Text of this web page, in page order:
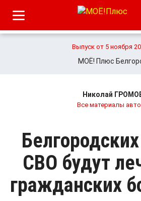
Выпуск от 5 ноября
МОЁ! Плюс
Николай
Все материалы
СВО будут
гражданских